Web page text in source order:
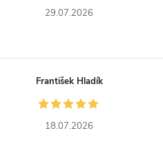
29.07.2026
František Hladík
18.07.2026